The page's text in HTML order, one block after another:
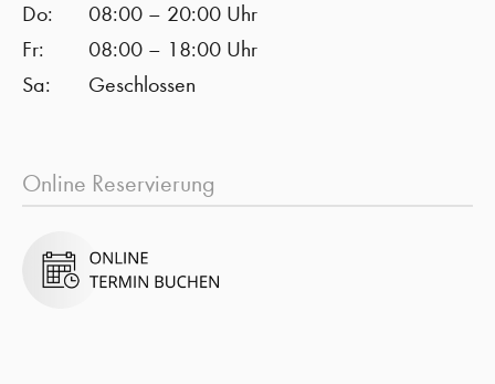
Do:
08:00 – 20:00 Uhr
Fr:
08:00 – 18:00 Uhr
Sa:
Geschlossen
Online Reservierung